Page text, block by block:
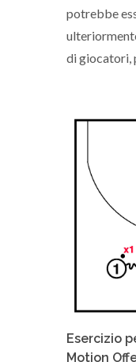
potrebbe
di giocatori,
Esercizio
Motion